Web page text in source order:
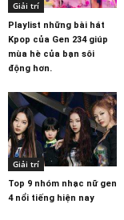
Giải trí
Playlist những bài hát
Kpop của Gen 234 giúp
mùa hè của bạn sôi
động hơn.
Giải trí
Top 9 nhóm nhạc nữ gen
4 nổi tiếng hiện nay